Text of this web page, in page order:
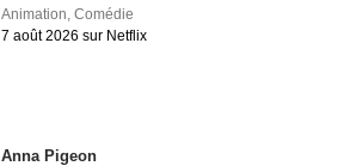
Animation ,Comédie
7 août 2026 sur Netflix
Anna Pigeon